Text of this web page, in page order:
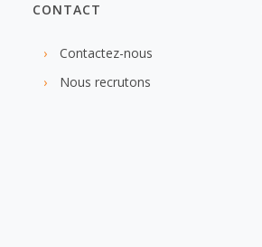
CONTACT
Contactez-nous
Nous recrutons